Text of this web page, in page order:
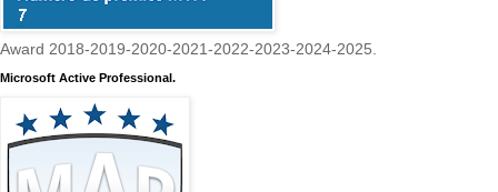
Award 2018-2019-2020-2021-2022-2023-2024-2025.
Microsoft Active Professional.